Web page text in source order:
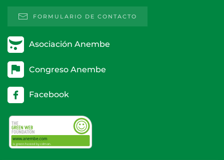
FORMULARIO DE CONTACTO
Asociación Anembe
Congreso Anembe
Facebook